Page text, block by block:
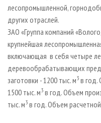
лесопромышленной,
других отраслей.
ЗАО «Группа компаний
крупнейшая
включающая в себя четыре
деревообрабатывающих
заготовки - 1200 тыс. м3 в год.
1500 тыс. м3 в год. Объем
тыс. м3 в год. Объем